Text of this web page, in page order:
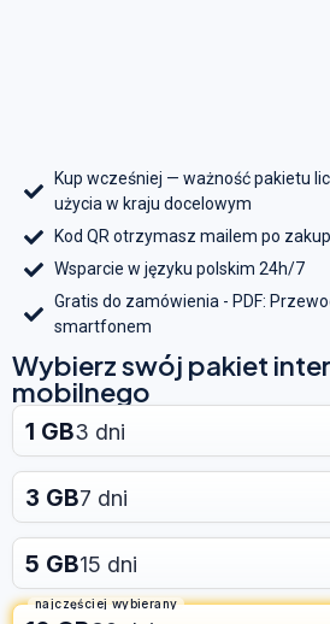
Kup wcześniej — ważność pakietu
użycia w kraju docelowym
Kod QR otrzymasz mailem po
Wsparcie w języku polskim 24h/7
Gratis do zamówienia - PDF:
smartfonem
Wybierz swój pakiet
mobilnego
1 GB3 dni
3 GB7 dni
5 GB15 dni
najczęściej wybierany